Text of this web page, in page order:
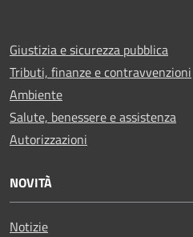
Giustizia e sicurezza pubblica
Tributi, finanze e contravvenzioni
Ambiente
Salute, benessere e assistenza
Autorizzazioni
NOVITÀ
Notizie